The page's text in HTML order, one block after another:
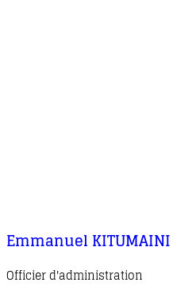
Emmanuel KITUMAINI
Officier d'administration